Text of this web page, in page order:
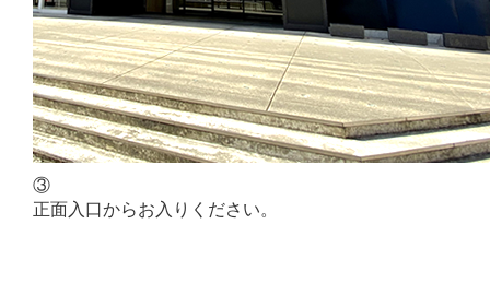
③
正面入口からお入りください。